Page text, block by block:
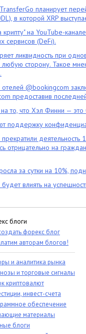
планирует
в которой XRP
на YouTube-
сервисов (DeFi).
ликвидность при
сторону. Такое
@bookingcom
предоставив
то, что Хэл Финни —
поддержку
отрицательно на
за сутки на 10%,
влиять на
блоги
форекс блог
авторам блогов!
и аналитика рынка
и торговые сигналы
криптовалют
инвест-счета
обеспечение
материалы
блоги